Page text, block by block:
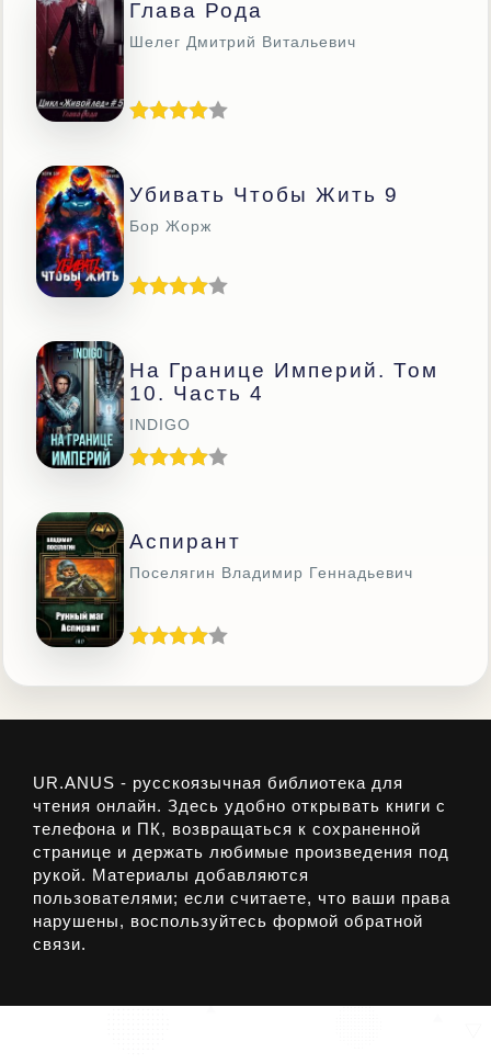
Глава Рода
Шелег Дмитрий Витальевич
Убивать Чтобы Жить 9
Бор Жорж
На Границе Империй. Том
10. Часть 4
INDIGO
Аспирант
Поселягин Владимир Геннадьевич
UR.ANUS - русскоязычная библиотека для
чтения онлайн. Здесь удобно открывать книги с
телефона и ПК, возвращаться к сохраненной
странице и держать любимые произведения под
рукой. Материалы добавляются
пользователями; если считаете, что ваши права
нарушены, воспользуйтесь формой обратной
связи.